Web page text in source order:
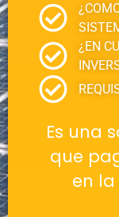
¿EN
Es una
que
en